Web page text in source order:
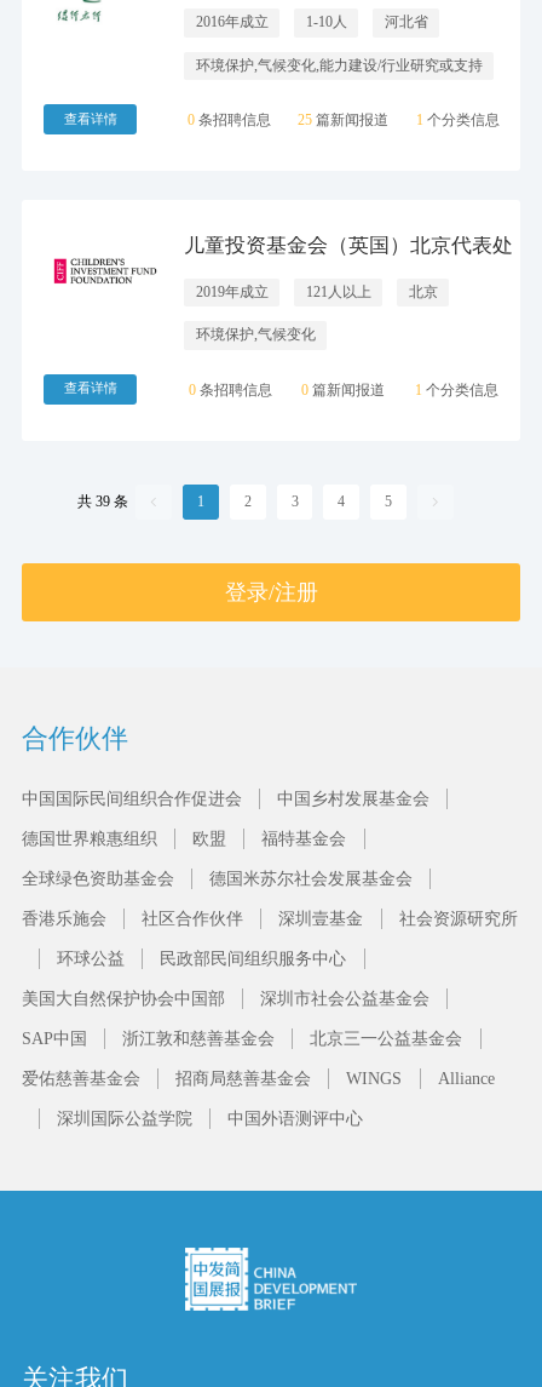
2016年成立 1-10人 河北省
环境保护,气候变化,能力建设/行业研究或支持
0 条招聘信息 25 篇新闻报道 1 个分类信息
查看详情
儿童投资基金会（英国）北京代表处
2019年成立 121人以上 北京
环境保护,气候变化
0 条招聘信息 0 篇新闻报道 1 个分类信息
查看详情
共 39 条  1 2 3 4 5 
登录/注册
合作伙伴
中国国际民间组织合作促进会 中国乡村发展基金会
德国世界粮惠组织 欧盟 福特基金会
全球绿色资助基金会 德国米苏尔社会发展基金会
香港乐施会 社区合作伙伴 深圳壹基金 社会资源研究所
环球公益 民政部民间组织服务中心
美国大自然保护协会中国部 深圳市社会公益基金会
SAP中国 浙江敦和慈善基金会 北京三一公益基金会
爱佑慈善基金会 招商局慈善基金会 WINGS Alliance
深圳国际公益学院 中国外语测评中心
关注我们